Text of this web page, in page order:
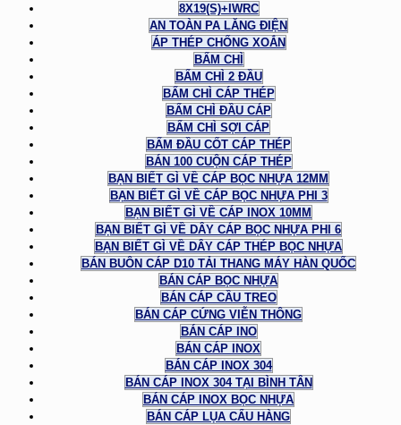
8X19(S)+IWRC
AN TOÀN PA LĂNG ĐIỆN
ÁP THÉP CHỐNG XOẮN
BẤM CHÌ
BẤM CHÌ 2 ĐẦU
BẤM CHÌ CÁP THÉP
BẤM CHÌ ĐẦU CÁP
BẤM CHÌ SỢI CÁP
BẤM ĐẦU CỐT CÁP THÉP
BÁN 100 CUỘN CÁP THÉP
BẠN BIẾT GÌ VỀ CÁP BỌC NHỰA 12MM
BẠN BIẾT GÌ VỀ CÁP BỌC NHỰA PHI 3
BẠN BIẾT GÌ VỀ CÁP INOX 10MM
BẠN BIẾT GÌ VỀ DÂY CÁP BỌC NHỰA PHI 6
BẠN BIẾT GÌ VỀ DÂY CÁP THÉP BỌC NHỰA
BÁN BUÔN CÁP D10 TẢI THANG MÁY HÀN QUỐC
BÁN CÁP BỌC NHỰA
BÁN CÁP CẦU TREO
BÁN CÁP CỨNG VIỄN THÔNG
BÁN CÁP INO
BÁN CÁP INOX
BÁN CÁP INOX 304
BÁN CÁP INOX 304 TẠI BÌNH TÂN
BÁN CÁP INOX BỌC NHỰA
BÁN CÁP LỤA CẨU HÀNG